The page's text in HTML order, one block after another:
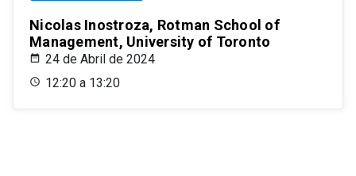
Nicolas Inostroza, Rotman School of
Management, University of Toronto
24 de Abril de 2024
12:20 a 13:20